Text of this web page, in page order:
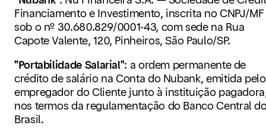
Financiamento e Investimento, inscrita no CNPJ/MF
sob o nº 30.680.829/0001-43, com sede na Rua
Capote Valente, 120, Pinheiros, São Paulo/SP.
"Portabilidade Salarial": a ordem permanente de
crédito de salário na Conta do Nubank, emitida pelo
empregador do Cliente junto à instituição
nos termos da regulamentação do Banco Central
Brasil.